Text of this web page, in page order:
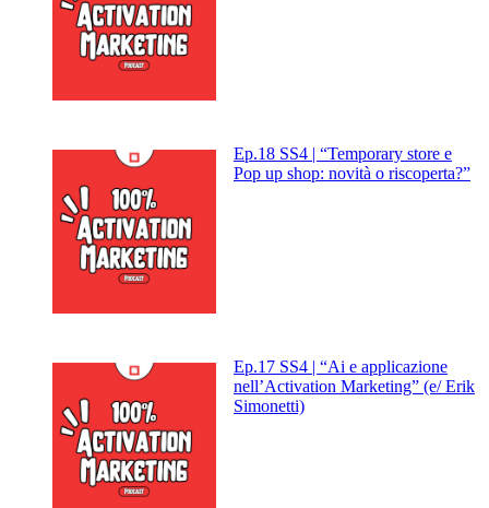
Ep.18 SS4 | “Temporary store e
Pop up shop: novità o riscoperta?”
Ep.17 SS4 | “Ai e applicazione
nell’Activation Marketing” (e/ Erik
Simonetti)